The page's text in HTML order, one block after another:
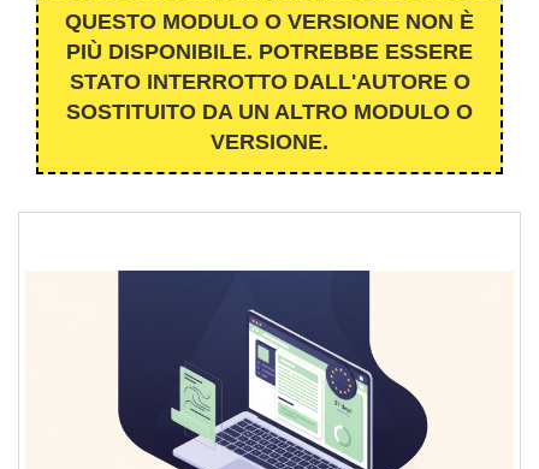
QUESTO MODULO O VERSIONE NON È
PIÙ DISPONIBILE. POTREBBE ESSERE
STATO INTERROTTO DALL'AUTORE O
SOSTITUITO DA UN ALTRO MODULO O
VERSIONE.